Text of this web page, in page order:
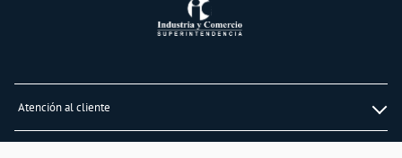
Atención al cliente